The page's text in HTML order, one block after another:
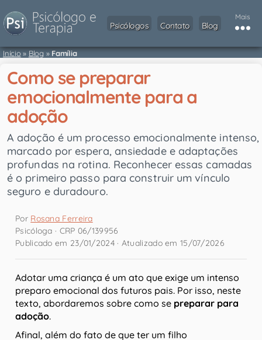
Psicólogos Contato Blog
Mais
Início» Blog»Família
Como se preparar
emocionalmente para a
adoção
A adoção é um processo emocionalmente intenso,
marcado por espera, ansiedade e adaptações
profundas na rotina. Reconhecer essas camadas
é o primeiro passo para construir um vínculo
seguro e duradouro.
Por Rosana Ferreira
Psicóloga · CRP 06/139956
Publicado em 23/01/2024 · Atualizado em 15/07/2026
Adotar uma criança é um ato que exige um intenso
preparo emocional dos futuros pais. Por isso, neste
texto, abordaremos sobre como se preparar para
adoção.
Afinal, além do fato de que ter um filho